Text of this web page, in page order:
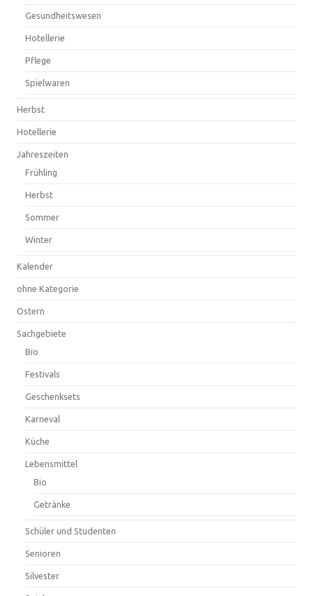
Gesundheitswesen
Hotellerie
Pflege
Spielwaren
Herbst
Hotellerie
Jahreszeiten
Frühling
Herbst
Sommer
Winter
Kalender
ohne Kategorie
Ostern
Sachgebiete
Bio
Festivals
Geschenksets
Karneval
Küche
Lebensmittel
Bio
Getränke
Schüler und Studenten
Senioren
Silvester